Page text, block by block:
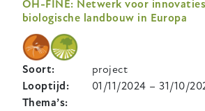
OH-FINE: Netwerk voor
biologische landbouw in Europa
Soort
project
Looptijd
01/11/2024 –31/10/
Thema’s